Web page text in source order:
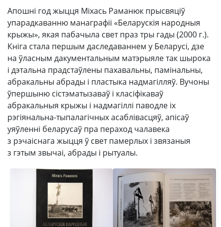
Апошні год жыцця Міхась Раманюк прысвяціў
упарадкаванню манаграфіі «Беларускія народныя
крыжы», якая пабачыла свет праз тры гады (2000 г.).
Кніга стала першым даследаваннем у Беларусі, дзе
на ўласным дакументальным матэрыяле так шырока
і дэтальна прадстаўлены пахавальны, памінальны,
абракальны абрады і пластыка надмагілляў. Вучоны
ўпершыню сістэматызаваў і класіфікаваў
абракальныя крыжы і надмагіллі паводле іх
рэгіянальна-тыпалагічных асаблівасцяў, апісаў
уяўленні беларусаў пра пераход чалавека
з рэчаіснага жыцця ў свет памерлых і звязаныя
з гэтым звычаі, абрады і рытуалы.